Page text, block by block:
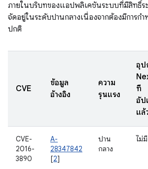
ภายในบริบทของแอปพลิเคชันระบบที่มีสิทธิ์
จัดอยู่ในระดับปานกลางเนื่องจากต้องมีการก
ปกติ
CVE
ข้อมูล
อ้างอิง
ความ
รุนแรง
อุ
ที่
อัป
แล้
CVE-
2016-
3890
A-
28347842
[2]
ปาน
กลาง
ไม่